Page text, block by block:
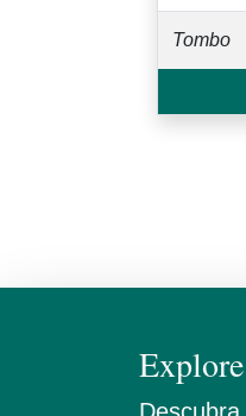
Tombo
Explore